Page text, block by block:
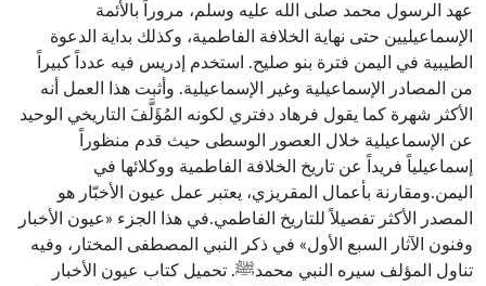
عهد الرسول محمد صلى الله عليه وسلم، مروراً بالأئمة
الإسماعيليين حتى نهاية الخلافة الفاطمية، وكذلك بداية الدعوة
الطيبية في اليمن فترة بنو صليح. استخدم إدريس فيه عدداً كبيراً
من المصادر الإسماعيلية وغير الإسماعيلية. وأثبت هذا العمل أنه
الأكثر شهرة كما يقول فرهاد دفتري لكونه المُؤَلَّفَ التاريخي الوحيد
عن الإسماعيلية خلال العصور الوسطى حيث قدم منظوراً
إسماعيلياً فريداً عن تاريخ الخلافة الفاطمية ووكلائها في
اليمن.ومقارنة بأعمال المقريزي، يعتبر عمل عيون الأخبّار هو
المصدر الأكثر تفصيلاً للتاريخ الفاطمي.في هذا الجزء «عيون الأخبار
وفنون الآثار السبع الأول» في ذكر النبي المصطفى المختار، وفيه
تناول المؤلف سيره النبي محمدﷺ. تحميل كتاب عيون الأخبار